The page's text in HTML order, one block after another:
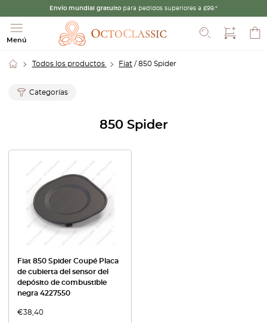
Envío mundial gratuito para pedidos superiores a £99.*
Menú
Todos los productos Fiat / 850 Spider
Categorías
850 Spider
Fiat 850 Spider Coupé Placa
de cubierta del sensor del
depósito de combustible
negra 4227550
€38,40